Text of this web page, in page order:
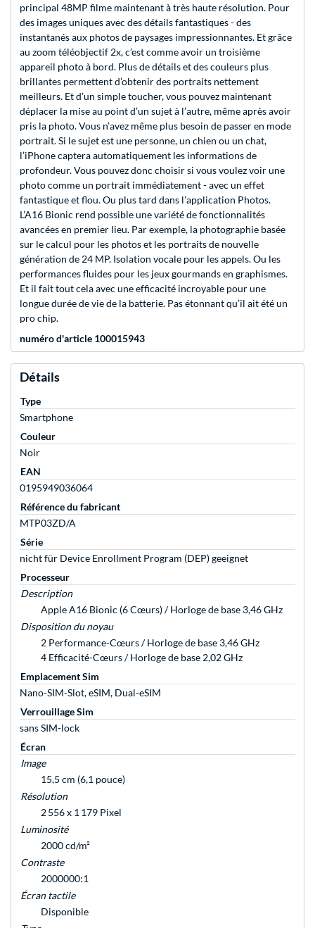
principal 48MP filme maintenant à très haute résolution. Pour
des images uniques avec des détails fantastiques - des
instantanés aux photos de paysages impressionnantes. Et grâce
au zoom téléobjectif 2x, c’est comme avoir un troisième
appareil photo à bord. Plus de détails et des couleurs plus
brillantes permettent d’obtenir des portraits nettement
meilleurs. Et d’un simple toucher, vous pouvez maintenant
déplacer la mise au point d’un sujet à l’autre, même après avoir
pris la photo. Vous n’avez même plus besoin de passer en mode
portrait. Si le sujet est une personne, un chien ou un chat,
l’iPhone captera automatiquement les informations de
profondeur. Vous pouvez donc choisir si vous voulez voir une
photo comme un portrait immédiatement - avec un effet
fantastique et flou. Ou plus tard dans l’application Photos.
L’A16 Bionic rend possible une variété de fonctionnalités
avancées en premier lieu. Par exemple, la photographie basée
sur le calcul pour les photos et les portraits de nouvelle
génération de 24 MP. Isolation vocale pour les appels. Ou les
performances fluides pour les jeux gourmands en graphismes.
Et il fait tout cela avec une efficacité incroyable pour une
longue durée de vie de la batterie. Pas étonnant qu’il ait été un
pro chip.
numéro d'article 100015943
Détails
Type
Smartphone
Couleur
Noir
EAN
0195949036064
Référence du fabricant
MTP03ZD/A
Série
nicht für Device Enrollment Program (DEP) geeignet
Processeur
Description
Apple A16 Bionic (6 Cœurs) / Horloge de base 3,46 GHz
Disposition du noyau
2 Performance-Cœurs / Horloge de base 3,46 GHz
4 Efficacité-Cœurs / Horloge de base 2,02 GHz
Emplacement Sim
Nano-SIM-Slot, eSIM, Dual-eSIM
Verrouillage Sim
sans SIM-lock
Écran
Image
15,5 cm (6,1 pouce)
Résolution
2 556 x 1 179 Pixel
Luminosité
2000 cd/m²
Contraste
2000000:1
Écran tactile
Disponible